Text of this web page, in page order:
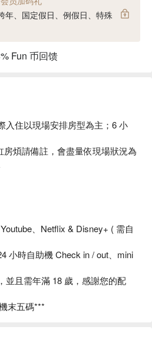
年、国定假日、例假日、特殊
Fun 币回馈
入住以現場安排房型為主；6 小
房煩請備註，會盡量依現場狀況為
、Netflix & Disney+ ( 需自
小時自助機 Check in / out、mini
並且需年滿 18 歲，感謝您的配
末五碼***